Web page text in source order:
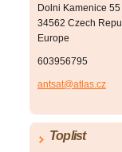
Dolni Kamenice 55
34562 Czech
Europe
603956795
antsat@atlas.cz
Toplist